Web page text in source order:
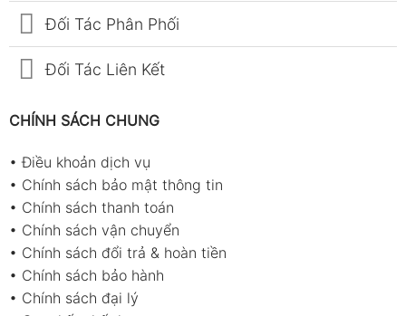
Đối Tác Phân Phối
Đối Tác Liên Kết
CHÍNH SÁCH CHUNG
•Điều khoản dịch vụ
• Chính sách bảo mật thông tin
• Chính sách thanh toán
• Chính sách vận chuyển
• Chính sách đổi trả & hoàn tiền
• Chính sách bảo hành
• Chính sách đại lý